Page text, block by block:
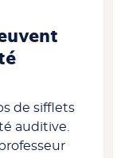
de sifflets
auditive.